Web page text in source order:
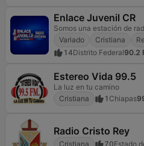
Enlace Juvenil CR
Variado
Cristiana
14Distrito Federal90.2
Estereo Vida 99.5
La luz en tu camino
Cristiana
1 Chiapas
Radio Cristo Rey
Cristiana 70Estado